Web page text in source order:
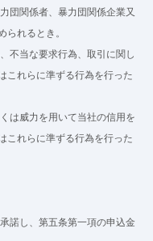
団関係者、暴力団関係企業又
れるとき。
不当な要求行為、取引に関し
これらに準ずる行為を行った
は威力を用いて当社の信用を
これらに準ずる行為を行った
諾し、第五条第一項の申込金